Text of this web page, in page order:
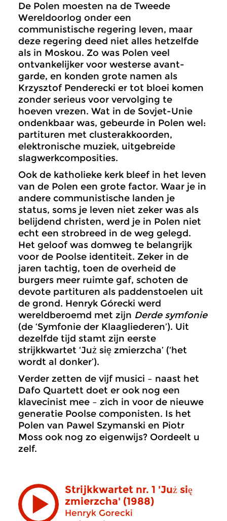
De Polen moesten na de Tweede
Wereldoorlog onder een
communistische regering leven, maar
deze regering deed niet alles hetzelfde
als in Moskou. Zo was Polen veel
ontvankelijker voor westerse avant-
garde, en konden grote namen als
Krzysztof Penderecki er tot bloei komen
zonder serieus voor vervolging te
hoeven vrezen. Wat in de Sovjet-Unie
ondenkbaar was, gebeurde in Polen wel:
partituren met clusterakkoorden,
elektronische muziek, uitgebreide
slagwerkcomposities.
Ook de katholieke kerk bleef in het leven
van de Polen een grote factor. Waar je in
andere communistische landen je
status, soms je leven niet zeker was als
belijdend christen, werd je in Polen niet
echt een strobreed in de weg gelegd.
Het geloof was domweg te belangrijk
voor de Poolse identiteit. Zeker in de
jaren tachtig, toen de overheid de
burgers meer ruimte gaf, schoten de
devote partituren als paddenstoelen uit
de grond. Henryk Górecki werd
wereldberoemd met zijn Derde symfonie
(de ‘Symfonie der Klaagliederen’). Uit
dezelfde tijd stamt zijn eerste
strijkkwartet ‘Już się zmierzcha’ (‘het
wordt al donker’).
Verder zetten de vijf musici – naast het
Dafo Quartett doet er ook nog een
klavecinist mee – zich in voor de nieuwe
generatie Poolse componisten. Is het
Polen van Pawel Szymanski en Piotr
Moss ook nog zo eigenwijs? Oordeelt u
zelf.
Strijkkwartet nr. 1 'Już się
zmierzcha' (1988)
Henryk Gorecki